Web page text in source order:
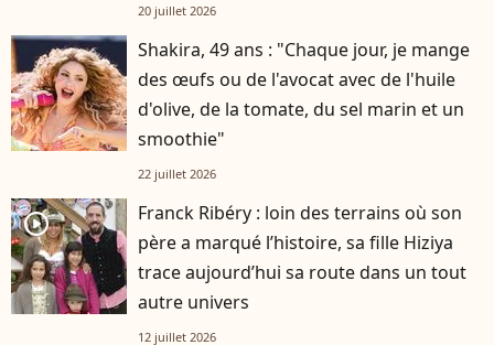
20 juillet 2026
Shakira, 49 ans : "Chaque jour, je mange
des œufs ou de l'avocat avec de l'huile
d'olive, de la tomate, du sel marin et un
smoothie"
22 juillet 2026
player2
Franck Ribéry : loin des terrains où son
père a marqué l’histoire, sa fille Hiziya
trace aujourd’hui sa route dans un tout
autre univers
12 juillet 2026